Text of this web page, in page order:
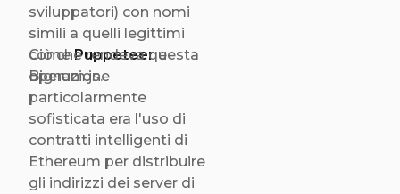
sviluppatori) con nomi
simili a quelli legittimi
comePuppeteere
Bignum.js.
Ciò che rendeva questa
operazione
particolarmente
sofisticata era l'uso di
contratti intelligenti di
Ethereum per distribuire
gli indirizzi dei server di